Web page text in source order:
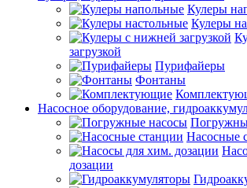
Кулеры
Кулеры
загрузкой
Пурифайеры
Фонтаны
Насосное оборудование,
Насосные
дозации